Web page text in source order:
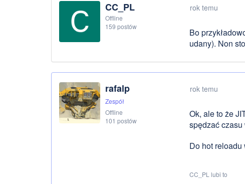
CC_PL
Offline
159 postów
rok temu
Bo
udany). Non
rafalp
Zespół
Offline
101 postów
rok temu
Ok, ale to że
spędzać
Do hot
CC_PL lubi to